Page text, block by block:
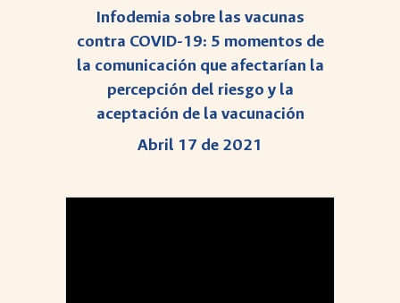
Infodemia sobre las vacunas
contra COVID-19: 5 momentos de
la comunicación que afectarían la
percepción del riesgo y la
aceptación de la vacunación
Abril 17 de 2021